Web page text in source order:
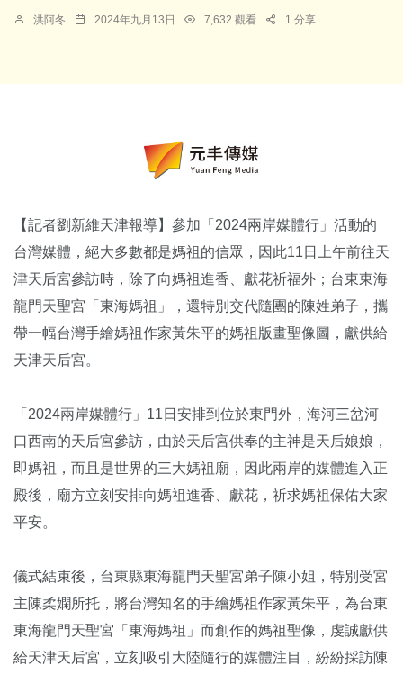
洪阿冬 2024年九月13日 7,632 觀看 1 分享
【記者劉新維天津報導】參加「2024兩岸媒體行」活動的
台灣媒體，絕大多數都是媽祖的信眾，因此11日上午前往天
津天后宮參訪時，除了向媽祖進香、獻花祈福外；台東東海
龍門天聖宮「東海媽祖」，還特別交代隨團的陳姓弟子，攜
帶一幅台灣手繪媽祖作家黃朱平的媽祖版畫聖像圖，獻供給
天津天后宮。
「2024兩岸媒體行」11日安排到位於東門外，海河三岔河
口西南的天后宮參訪，由於天后宮供奉的主神是天后娘娘，
即媽祖，而且是世界的三大媽祖廟，因此兩岸的媒體進入正
殿後，廟方立刻安排向媽祖進香、獻花，祈求媽祖保佑大家
平安。
儀式結束後，台東縣東海龍門天聖宮弟子陳小姐，特別受宮
主陳柔嫻所托，將台灣知名的手繪媽祖作家黃朱平，為台東
東海龍門天聖宮「東海媽祖」而創作的媽祖聖像，虔誠獻供
給天津天后宮，立刻吸引大陸隨行的媒體注目，紛紛採訪陳